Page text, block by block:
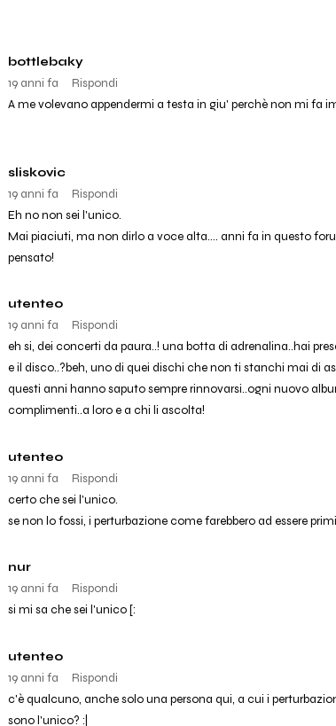
bottlebaky
19 anni fa
Rispondi
A me volevano appendermi a testa in giu' perchè non mi fa
sliskovic
19 anni fa
Rispondi
Eh no non sei l'unico.
Mai piaciuti, ma non dirlo a voce alta.... anni fa in questo
pensato!
utente0
19 anni fa
Rispondi
eh si, dei concerti da paura..! una botta di adrenalina..hai
e il disco..?beh, uno di quei dischi che non ti stanchi mai di
questi anni hanno saputo sempre rinnovarsi..ogni nuovo
complimenti..a loro e a chi li ascolta!
utente0
19 anni fa
Rispondi
certo che sei l'unico.
se non lo fossi, i perturbazione come farebbero ad essere
nur
19 anni fa
Rispondi
si mi sa che sei l'unico [:
utente0
19 anni fa
Rispondi
c'è qualcuno, anche solo una persona qui, a cui i
sono l'unico? :|